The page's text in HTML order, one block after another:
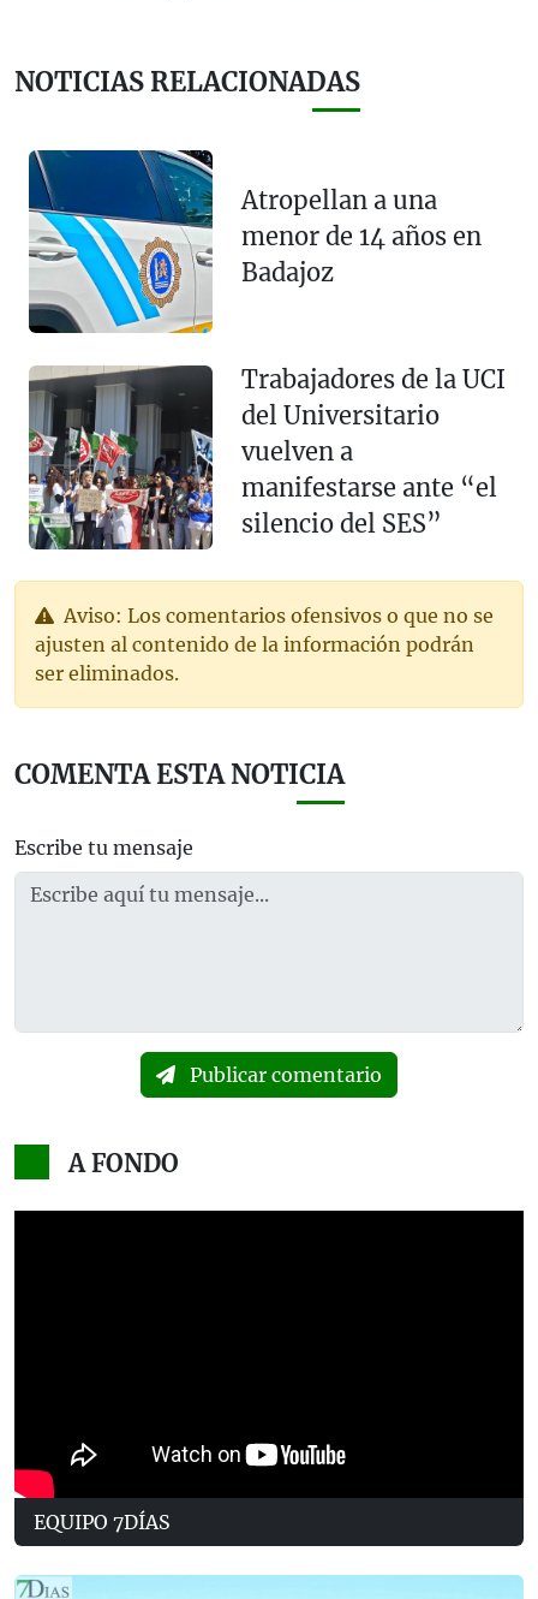
NOTICIAS RELACIONADAS
Atropellan a una
menor de 14 años en
Badajoz
Trabajadores de la UCI
del Universitario
vuelven a
manifestarse ante “el
silencio del SES”
Aviso: Los comentarios ofensivos o que no se
ajusten al contenido de la información podrán
ser eliminados.
COMENTA ESTA NOTICIA
Escribe tu mensaje
Publicar comentario
A FONDO
EQUIPO 7DÍAS